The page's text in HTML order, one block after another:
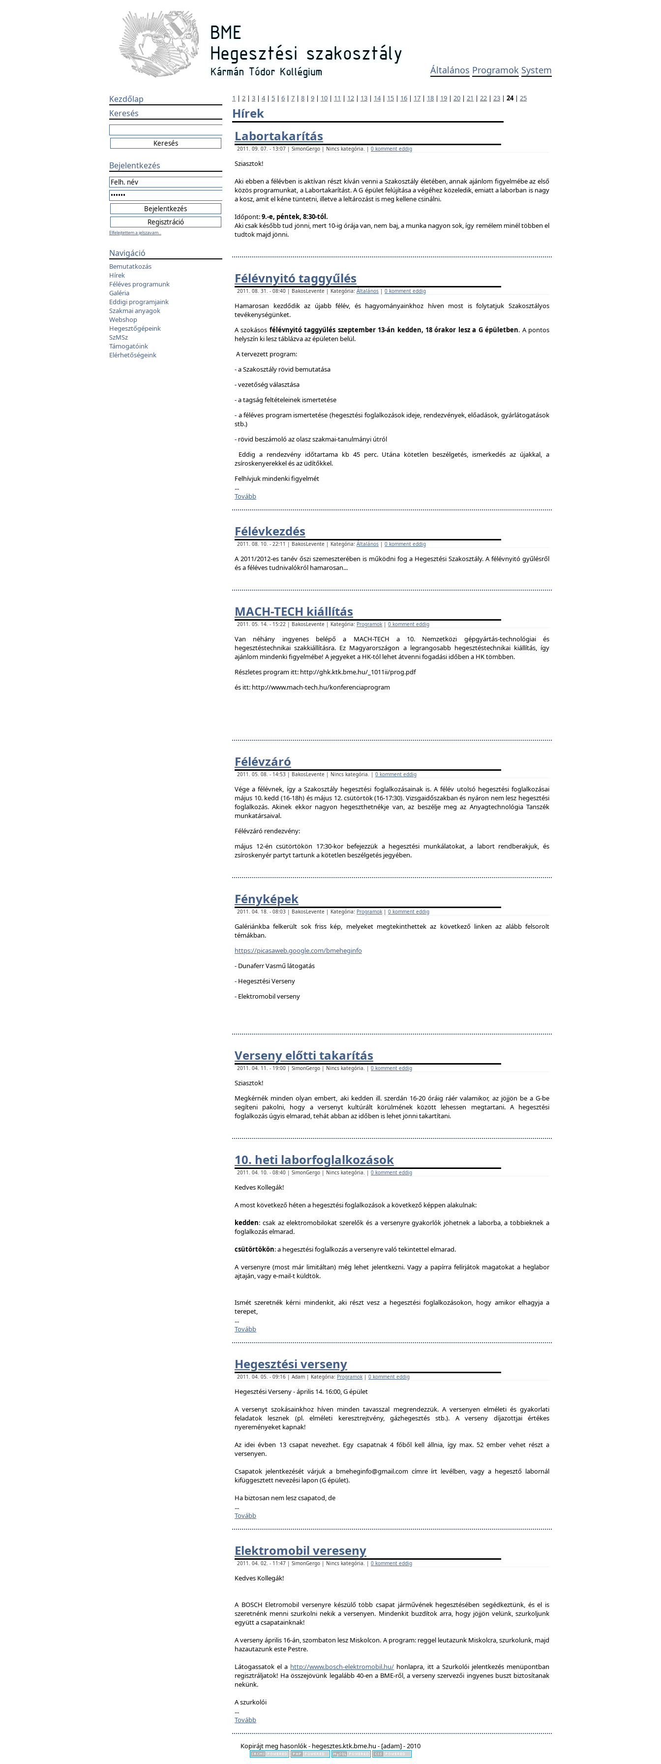
Általános Programok System
Kezdőlap
Keresés
Bejelentkezés
Elfelejtettem a jelszavam...
Navigáció
Bemutatkozás
Hírek
Féléves programunk
Galéria
Eddigi programjaink
Szakmai anyagok
Webshop
Hegesztőgépeink
SzMSz
Támogatóink
Elérhetőségeink
1 | 2 | 3 | 4| 5 | 6 | 7 | 8 | 9 | 10 | 11 | 12 | 13 | 14| 15 | 16 | 17 | 18 | 19 | 20 | 21 | 22 | 23 | 24| 25
Hírek
Labortakarítás
2011. 09. 07. - 13:07 | SimonGergo | Nincs kategória. | 0 komment eddig
Sziasztok!
Aki ebben a félévben is aktívan részt kíván venni a Szakosztály életében, annak ajánlom figyelmébe az első
közös programunkat, a Labortakarítást. A G épület felújítása a végéhez közeledik, emiatt a laborban is nagy
a kosz, amit el kéne tüntetni, illetve a leltározást is meg kellene csinálni.
Időpont:9.-e, péntek, 8:30-tól.
Aki csak később tud jönni, mert 10-ig órája van, nem baj, a munka nagyon sok, így remélem minél többen el
tudtok majd jönni.
Félévnyitó taggyűlés
2011. 08. 31. - 08:40 | BakosLevente | Kategória: Általános | 0 komment eddig
Hamarosan kezdődik az újabb félév, és hagyományainkhoz híven most is folytatjuk Szakosztályos
tevékenységünket.
A szokásos félévnyitó taggyűlés szeptember 13-án kedden, 18 órakor lesz a G épületben. A pontos
helyszín ki lesz táblázva az épületen belül.
A tervezett program:
- a Szakosztály rövid bemutatása
- vezetőség választása
- a tagság feltételeinek ismertetése
- a féléves program ismertetése (hegesztési foglalkozások ideje, rendezvények, előadások, gyárlátogatások
stb.)
- rövid beszámoló az olasz szakmai-tanulmányi útról
Eddig a rendezvény időtartama kb 45 perc. Utána kötetlen beszélgetés, ismerkedés az újakkal, a
zsíroskenyerekkel és az üdítőkkel.
Felhívjuk mindenki figyelmét
...
Tovább
Félévkezdés
2011. 08. 10. - 22:11 | BakosLevente | Kategória: Általános | 0 komment eddig
A 2011/2012-es tanév őszi szemeszterében is működni fog a Hegesztési Szakosztály. A félévnyitó gyűlésről
és a féléves tudnivalókról hamarosan...
MACH-TECH kiállítás
2011. 05. 14. - 15:22 | BakosLevente | Kategória: Programok | 0 komment eddig
Van néhány ingyenes belépő a MACH-TECH a 10. Nemzetközi gépgyártás-technológiai és
hegesztéstechnikai szakkiállításra. Ez Magyarországon a legrangosabb hegesztéstechnikai kiállítás, így
ajánlom mindenki figyelmébe! A jegyeket a HK-tól lehet átvenni fogadási időben a HK tömbben.
Részletes program itt: http://ghk.ktk.bme.hu/_1011ii/prog.pdf
és itt: http://www.mach-tech.hu/konferenciaprogram
Félévzáró
2011. 05. 08. - 14:53 | BakosLevente | Nincs kategória. | 0 komment eddig
Vége a félévnek, így a Szakosztály hegesztési foglalkozásainak is. A félév utolsó hegesztési foglalkozásai
május 10. kedd (16-18h) és május 12. csütörtök (16-17:30). Vizsgaidőszakban és nyáron nem lesz hegesztési
foglalkozás. Akinek ekkor nagyon hegeszthetnékje van, az beszélje meg az Anyagtechnológia Tanszék
munkatársaival.
Félévzáró rendezvény:
május 12-én csütörtökön 17:30-kor befejezzük a hegesztési munkálatokat, a labort rendberakjuk, és
zsíroskenyér partyt tartunk a kötetlen beszélgetés jegyében.
Fényképek
2011. 04. 18. - 08:03 | BakosLevente | Kategória: Programok | 0 komment eddig
Galériánkba felkerült sok friss kép, melyeket megtekinthettek az következő linken az alább felsorolt
témákban.
https://picasaweb.google.com/bmeheginfo
- Dunaferr Vasmű látogatás
- Hegesztési Verseny
- Elektromobil verseny
Verseny előtti takarítás
2011. 04. 11. - 19:00 | SimonGergo | Nincs kategória. | 0 komment eddig
Sziasztok!
Megkérnék minden olyan embert, aki kedden ill. szerdán 16-20 óráig ráér valamikor, az jöjjön be a G-be
segíteni pakolni, hogy a versenyt kultúrált körülmének között lehessen megtartani. A hegesztési
foglalkozás úgyis elmarad, tehát abban az időben is lehet jönni takartítani.
10. heti laborfoglalkozások
2011. 04. 10. - 08:40 | SimonGergo | Nincs kategória. | 0 komment eddig
Kedves Kollegák!
A most következő héten a hegesztési foglalkozások a következő képpen alakulnak:
kedden: csak az elektromobilokat szerelők és a versenyre gyakorlók jöhetnek a laborba, a többieknek a
foglalkozás elmarad.
csütörtökön: a hegesztési foglalkozás a versenyre való tekintettel elmarad.
A versenyre (most már limitáltan) még lehet jelentkezni. Vagy a papírra felírjátok magatokat a heglabor
ajtaján, vagy e-mail-t küldtök.
Ismét szeretnék kérni mindenkit, aki részt vesz a hegesztési foglalkozásokon, hogy amikor elhagyja a
terepet,
...
Tovább
Hegesztési verseny
2011. 04. 05. - 09:16 | Adam | Kategória: Programok | 0 komment eddig
Hegesztési Verseny - április 14. 16:00, G épület
A versenyt szokásainkhoz híven minden tavasszal megrendezzük. A versenyen elméleti és gyakorlati
feladatok lesznek (pl. elméleti keresztrejtvény, gázhegesztés stb.). A verseny díjazottjai értékes
nyereményeket kapnak!
Az idei évben 13 csapat nevezhet. Egy csapatnak 4 főből kell állnia, így max. 52 ember vehet részt a
versenyen.
Csapatok jelentkezését várjuk a bmeheginfo@gmail.com címre írt levélben, vagy a hegesztő labornál
kifüggesztett nevezési lapon (G épület).
Ha biztosan nem lesz csapatod, de
...
Tovább
Elektromobil vereseny
2011. 04. 02. - 11:47 | SimonGergo | Nincs kategória. | 0 komment eddig
Kedves Kollegák!
A BOSCH Eletromobil versenyre készülő több csapat járművének hegesztésében segédkeztünk, és el is
szeretnénk menni szurkolni nekik a versenyen. Mindenkit buzdítok arra, hogy jöjjön velünk, szurkoljunk
együtt a csapatainknak!
A verseny április 16-án, szombaton lesz Miskolcon. A program: reggel leutazunk Miskolcra, szurkolunk, majd
hazautazunk este Pestre.
Látogassatok el a http://www.bosch-elektromobil.hu/ honlapra, itt a Szurkolói jelentkezés menüpontban
regisztráljatok! Ha összejövünk legalább 40-en a BME-ről, a verseny szervezői ingyenes buszt biztosítanak
nekünk.
A szurkolói
...
Tovább
Kopirájt meg hasonlók - hegesztes.ktk.bme.hu - [adam] - 2010